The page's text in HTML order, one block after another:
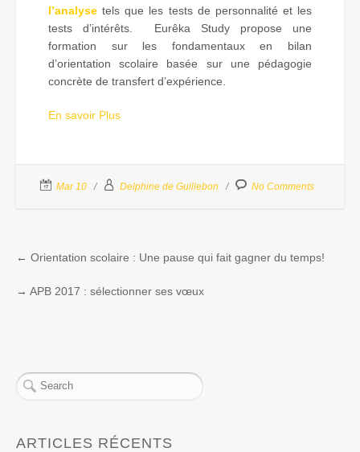
l’analyse tels que les tests de personnalité et les
tests d’intérêts. Eurêka Study propose une
formation sur les fondamentaux en bilan
d’orientation scolaire basée sur une pédagogie
concrète de transfert d’expérience.
En savoir Plus
Mar 10 Delphine de Guillebon No Comments
← Orientation scolaire : Une pause qui fait gagner du temps!
→ APB 2017 : sélectionner ses vœux
ARTICLES RÉCENTS